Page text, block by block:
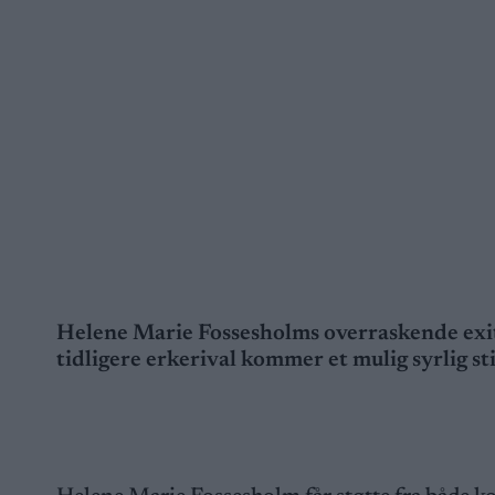
Helene Marie Fossesholms overraskende
tidligere erkerival kommer et mulig syrlig